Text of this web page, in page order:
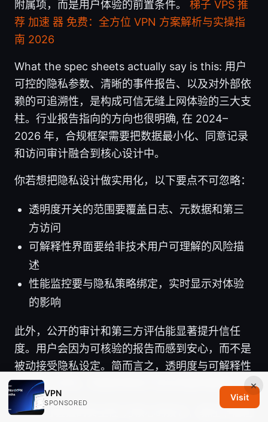
附属项，而是用户体验的前置条件。 梯子 VPS 推
荐 加速 器 免费：全方位 VPN 方案解析与实操指
南 2026
What the spec sheets actually say is this: 用户
可控的隐私参数、清晰的事件报告、以及对外部依
赖的可追溯性，是构成可信无缝上网体验的三大支
柱。行业报告指向的方向也很明确, 在 2024–
2026 年，合规框架需要把数据最小化、同意记录
和访问审计融合到核心设计中。
你若想把隐私设计做实用化，以下要点不可忽略：
透明度开关的范围要覆盖日志、元数据和第三
方访问
可解释性界面要给非技术用户可理解的风险描
述
性能监控要与隐私策略绑定，实时显示对体验
的影响
此外，公开的审计和第三方评估能显著提升信任
度。用户会因为可核验的报告而感到安心，而不是
被动接受隐私设定。简而言之，透明度与可解释性
不是锦上添花，而是获得用户信任的基本要件。
以“可验证的安全性”为核心的设计，能在不牺牲
×
VPN
SPONSORED
Visit